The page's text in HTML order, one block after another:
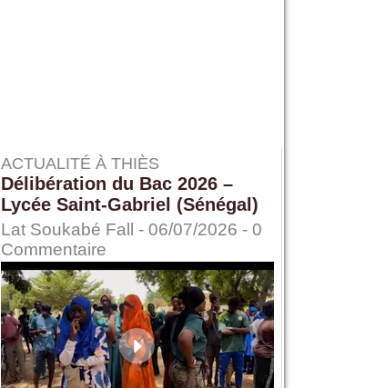
ACTUALITÉ À THIÈS
Délibération du Bac 2026 –
Lycée Saint-Gabriel (Sénégal)
Lat Soukabé Fall - 06/07/2026 - 0
Commentaire